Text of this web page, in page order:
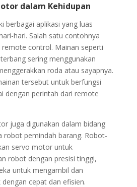
dalam Kehidupan
berbagai aplikasi yang luas
hari. Salah satu contohnya
remote control. Mainan seperti
sering menggunakan
roda atau sayapnya.
tersebut untuk berfungsi
dengan perintah dari remote
juga digunakan dalam bidang
robot pemindah barang. Robot-
servo motor untuk
robot dengan presisi tinggi,
untuk mengambil dan
cepat dan efisien.